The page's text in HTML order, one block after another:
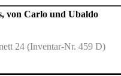
von Carlo und Ubaldo
24 (Inventar-Nr. 459 D)